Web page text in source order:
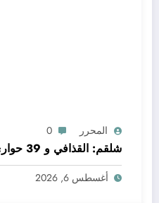
المحرر 0
شلقم: القذافي و 39 حواري
أغسطس 6, 2026